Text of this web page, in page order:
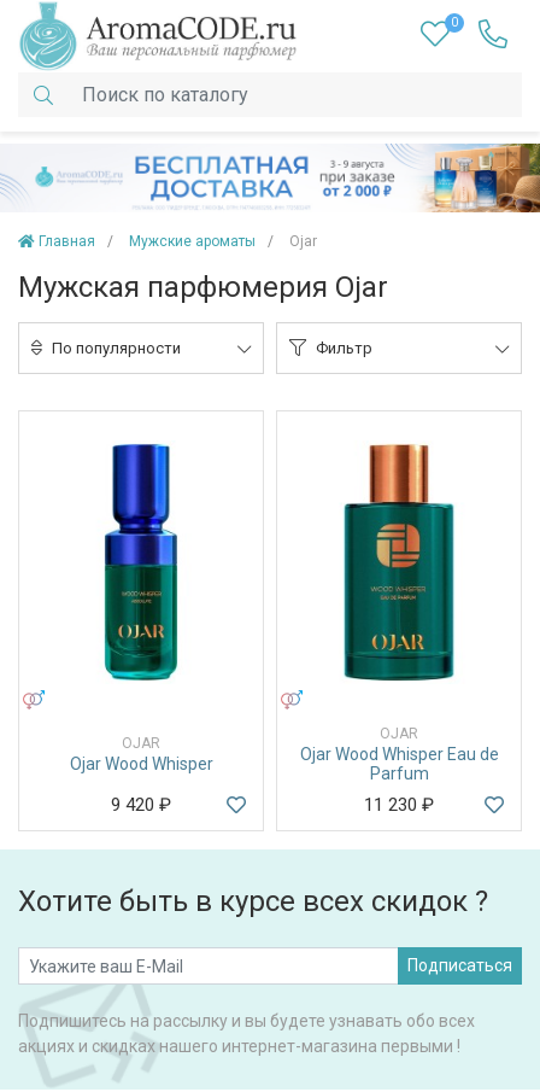
0
Главная Мужские ароматы Ojar
Мужская парфюмерия Ojar
По популярности Фильтр
OJAR
Ojar Wood Whisper
9 420 ₽
OJAR
Ojar Wood Whisper Eau de
Parfum
11 230 ₽
Хотите быть в курсе всех скидок ?
Подписаться
Подпишитесь на рассылку и вы будете узнавать обо всех
акциях и скидках нашего интернет-магазина первыми !